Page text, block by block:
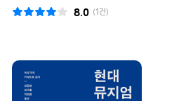
(1건)
8.0